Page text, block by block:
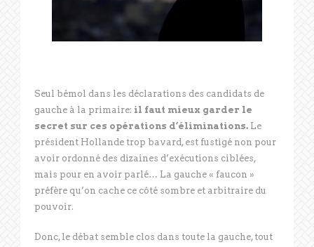
Seul bémol dans les déclarations des candidats de
gauche à la primaire: il faut mieux garder le
secret sur ces opérations d’éliminations. Le
président Hollande trop bavard, est fustigé non pour
avoir ordonné des dizaines d’exécutions ciblées,
mais pour en avoir parlé… La gauche « faucon »
préfère qu’on cache ce côté sombre et arbitraire du
pouvoir.
Donc, le débat semble clos dans toute la gauche, tout